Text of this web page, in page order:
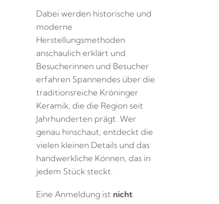
Dabei werden historische und
moderne
Herstellungsmethoden
anschaulich erklärt und
Besucherinnen und Besucher
erfahren Spannendes über die
traditionsreiche Kröninger
Keramik, die die Region seit
Jahrhunderten prägt. Wer
genau hinschaut, entdeckt die
vielen kleinen Details und das
handwerkliche Können, das in
jedem Stück steckt.
Eine Anmeldung ist nicht